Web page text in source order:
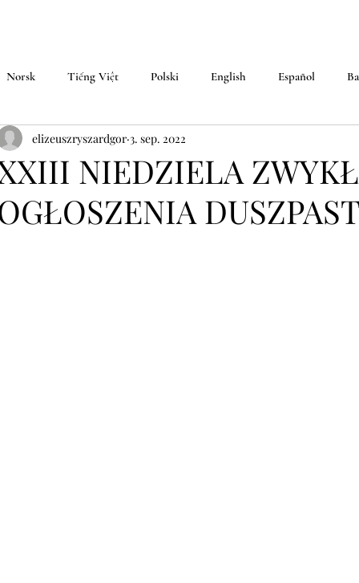
Norsk Tiếng Việt Polski English Español
NIEDZIELA
elizeuszryszardgor 3. sep. 2022